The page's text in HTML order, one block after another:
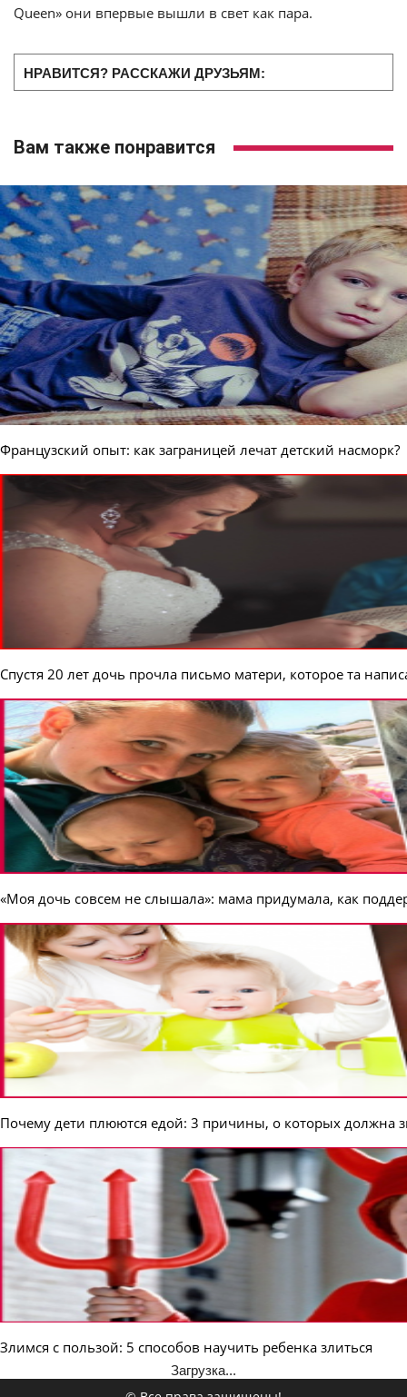
Queen» они впервые вышли в свет как пара.
НРАВИТСЯ? РАССКАЖИ ДРУЗЬЯМ:
Вам также понравится
Французский опыт: как заграницей лечат детский насморк?
Спустя 20 лет дочь прочла письмо матери, которое та
«Моя дочь совсем не слышала»: мама придумала, как
Почему дети плюются едой: 3 причины, о которых должна
Злимся с пользой: 5 способов научить ребенка злиться
Загрузка...